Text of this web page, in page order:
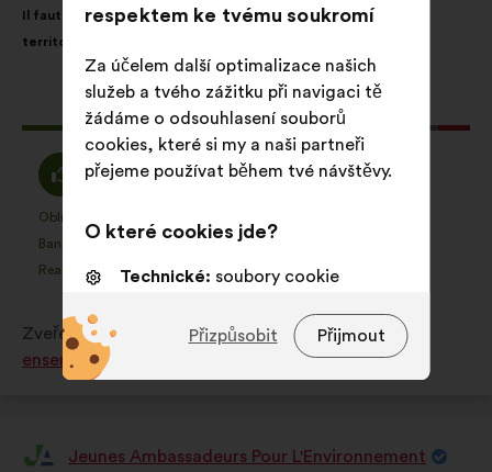
návrhu:
Il faut adapter les mesures prises aux contraintes locales des
territoires
získal:
329 hlasů
distribucí:
Souhlasím
:
65%
Tento
kvalifikován:
Oblíbený
:krát
Banalita
:krát
Realistický
: 71
krát
Neutrální
28%
byl
kvalifikován:
Lhostejný
:krát
Zveřejněno v
Comment protéger et restaurer
ensemble la biodiversité?
Návrh: Jeunes Ambassadeurs Pour L'Environnement
respektem ke tvému soukromí
Za účelem další optimalizace našich
služeb a tvého zážitku při navigaci tě
žádáme o odsouhlasení souborů
cookies, které si my a naši partneři
přejeme používat během tvé návštěvy.
O které cookies jde?
Technické: soubory cookie
Statistické:soubory cookie k
Přijmout
Přizpůsobit